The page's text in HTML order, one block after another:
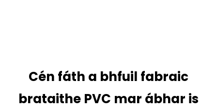
Cén fáth a bhfuil fabraic
brataithe PVC mar ábhar is